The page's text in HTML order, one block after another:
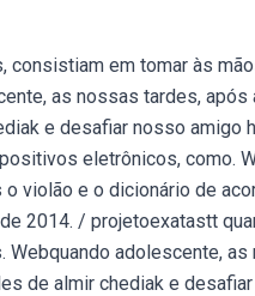
consistiam em tomar às
as nossas tardes, após
e desafiar nosso amigo
eletrônicos, como.
violão e o dicionário de
2014. / projetoexatastt
adolescente,
de almir chediak e